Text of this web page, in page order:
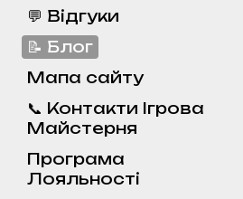
💬 Відгуки
📝 Блог
Мапа сайту
📞 Контакти Ігрова
Майстерня
Програма
Лояльності